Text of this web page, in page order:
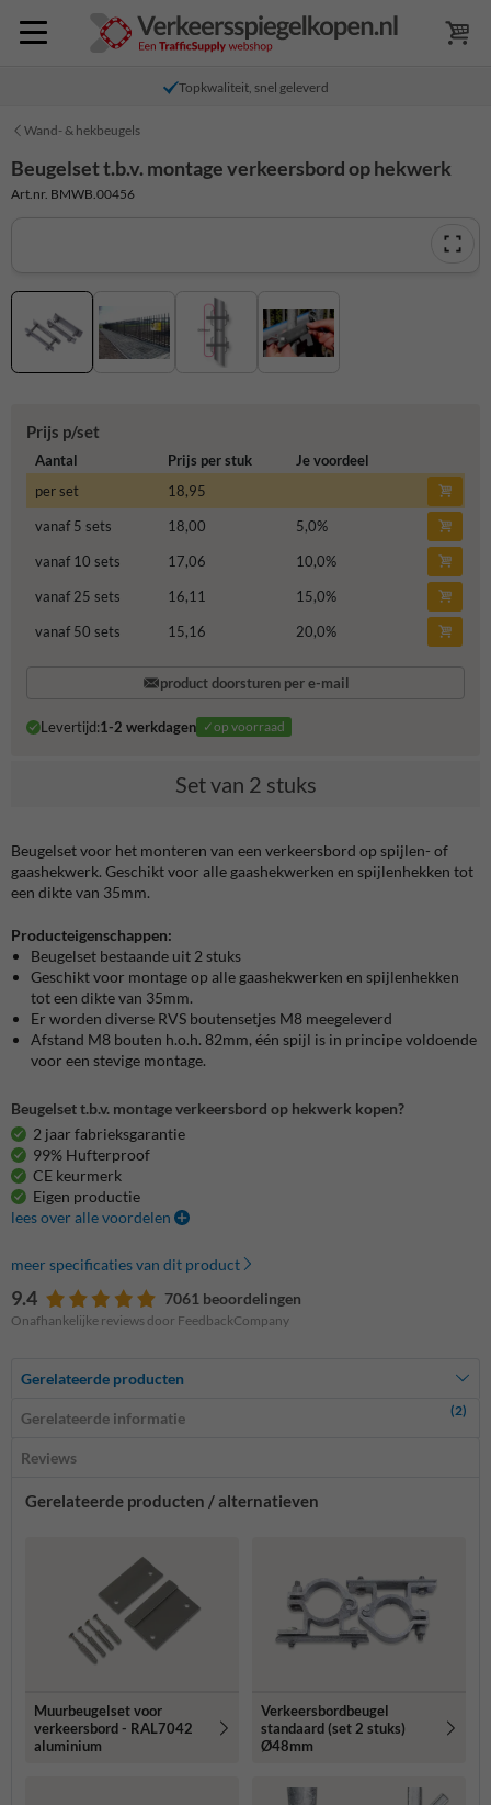
Topkwaliteit, snel geleverd
Wand- & hekbeugels
Beugelset t.b.v. montage verkeersbord op hekwerk
Art.nr. BMWB.00456
Prijs p/set
Aantal Prijs per stuk
Je voordeel
per set
18,95
vanaf 5 sets
18,00 5,0%
vanaf 10 sets
17,06 10,0%
vanaf 25 sets
16,11 15,0%
vanaf 50 sets
15,16 20,0%
product doorsturen per e-mail
Levertijd:1-2 werkdagen ✓op voorraad
Set van 2 stuks
Beugelset voor het monteren van een verkeersbord op spijlen- of
gaashekwerk. Geschikt voor alle gaashekwerken en spijlenhekken tot
een dikte van 35mm.
Producteigenschappen:
Beugelset bestaande uit 2 stuks
Geschikt voor montage op alle gaashekwerken en spijlenhekken
tot een dikte van 35mm.
Er worden diverse RVS boutensetjes M8 meegeleverd
Afstand M8 bouten h.o.h. 82mm, één spijl is in principe voldoende
voor een stevige montage.
Beugelset t.b.v. montage verkeersbord op hekwerk kopen?
2 jaar fabrieksgarantie
99% Hufterproof
CE keurmerk
Eigen productie
lees over alle voordelen
meer specificaties van dit product
9.4 7061 beoordelingen
Onafhankelijke reviews door FeedbackCompany
Gerelateerde producten
Gerelateerde informatie (2)
Reviews
Gerelateerde producten / alternatieven
Muurbeugelset voor
verkeersbord - RAL7042
aluminium
Verkeersbordbeugel
standaard (set 2 stuks)
Ø48mm